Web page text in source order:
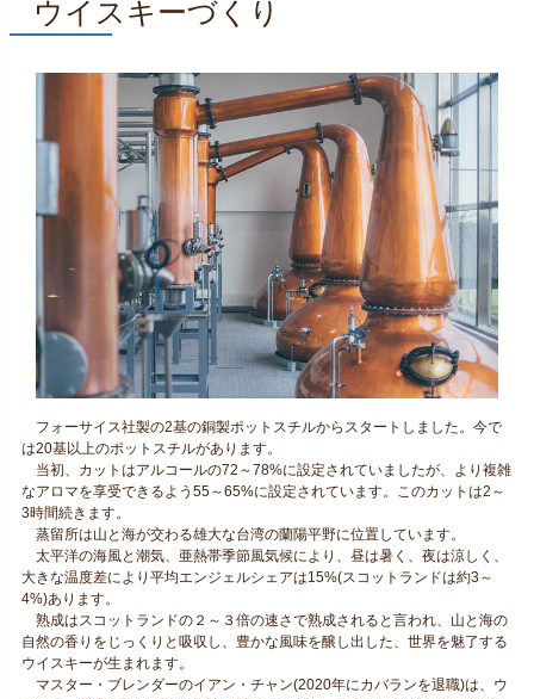
ウイスキーづくり
フォーサイス社製の2基の銅製ポットスチルからスタートしました。今で
は20基以上のポットスチルがあります。
当初、カットはアルコールの72～78%に設定されていましたが、より複雑
なアロマを享受できるよう55～65%に設定されています。このカットは2～
3時間続きます。
蒸留所は山と海が交わる雄大な台湾の蘭陽平野に位置しています。
太平洋の海風と潮気、亜熱帯季節風気候により、昼は暑く、夜は涼しく、
大きな温度差により平均エンジェルシェアは15%(スコットランドは約3～
4%)あります。
熟成はスコットランドの２～３倍の速さで熟成されると言われ、山と海の
自然の香りをじっくりと吸収し、豊かな風味を醸し出した、世界を魅了する
ウイスキーが生まれます。
マスター・ブレンダーのイアン・チャン(2020年にカバランを退職)は、ウ